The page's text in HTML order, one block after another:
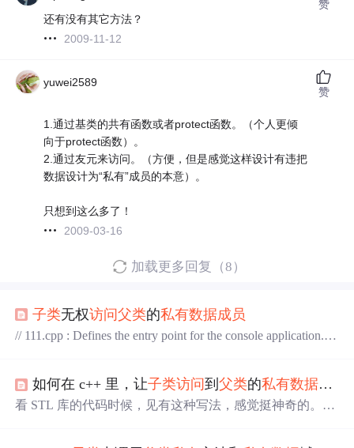
还有没有其它方法？
2009-11-12
赞
yuwei2589
1.通过基类的共有函数或者protect函数。（个人更倾
向于protect函数）。
2.通过友元来访问。（方便，但是感觉这样设计有违把
数据设计为“私有”成员的本意）。
只想到这么多了！
2009-03-16
赞
加载更多回复（8）
子类无权访问父类的私有数据成员
// 111.cpp : Defines the entry point for the console application. //
如何在 c++ 里，让子类访问到父类的私有数据成员
看 STL 库的代码时候，见有这种写法，感觉挺神奇的。故